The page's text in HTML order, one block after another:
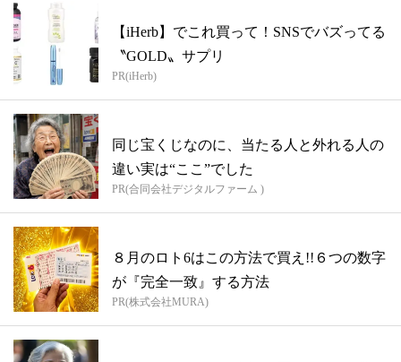
【iHerb】でこれ買って！SNSでバズってる
〝GOLD〟サプリ
PR(iHerb)
同じ宝くじなのに、当たる人と外れる人の
違い実は“ここ”でした
PR(合同会社デジタルファーム )
８月のロト6はこの方法で買え!!６つの数字
が『完全一致』する方法
PR(株式会社MURA)